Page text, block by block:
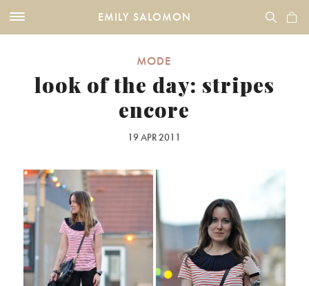
EMILY SALOMON
MODE
look of the day: stripes
encore
19 APR 2011